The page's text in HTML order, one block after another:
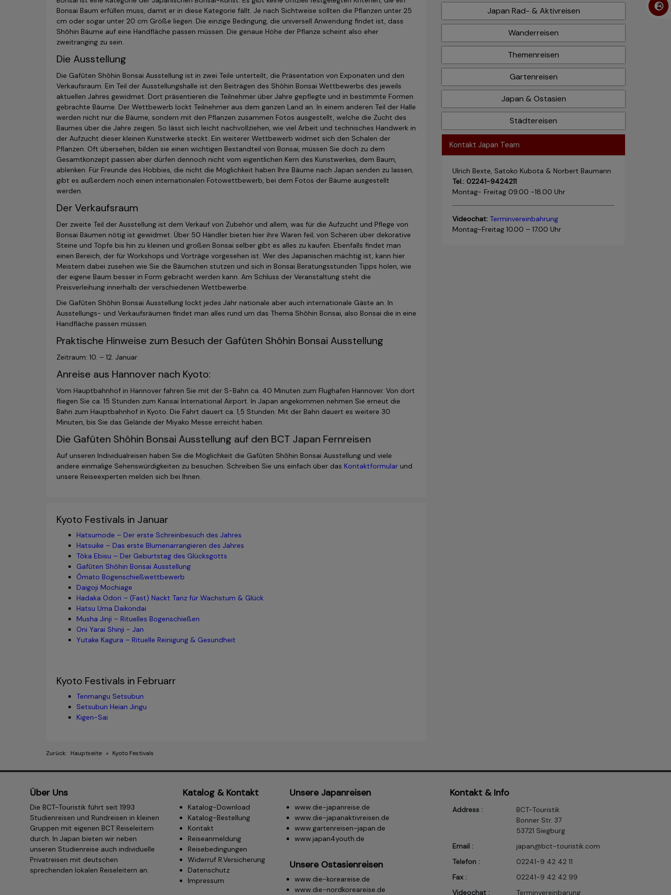
Bonsai Baum erfüllen muss, damit er in diese Kategorie fällt. Je nach Sichtweise sollten die Pflanzen unter 25
cm oder sogar unter 20 cm Größe liegen. Die einzige Bedingung, die universell Anwendung findet ist, dass
Shôhin Bäume auf eine Handfläche passen müssen. Die genaue Höhe der Pflanze scheint also eher
zweitranging zu sein.
Die Ausstellung
Die Gafûten Shôhin Bonsai Ausstellung ist in zwei Teile unterteilt, die Präsentation von Exponaten und den
Verkaufsraum. Ein Teil der Ausstellungshalle ist den Beiträgen des Shôhin Bonsai Wettbewerbs des jeweils
aktuellen Jahres gewidmet. Dort präsentieren die Teilnehmer über Jahre gepflegte und in bestimmte Formen
gebrachte Bäume. Der Wettbewerb lockt Teilnehmer aus dem ganzen Land an. In einem anderen Teil der Halle
werden nicht nur die Bäume, sondern mit den Pflanzen zusammen Fotos ausgestellt, welche die Zucht des
Baumes über die Jahre zeigen. So lässt sich leicht nachvollziehen, wie viel Arbeit und technisches Handwerk in
der Aufzucht dieser kleinen Kunstwerke steckt. Ein weiterer Wettbewerb widmet sich den Schalen der
Pflanzen. Oft übersehen, bilden sie einen wichtigen Bestandteil von Bonsai, müssen Sie doch zu dem
Gesamtkonzept passen aber dürfen dennoch nicht vom eigentlichen Kern des Kunstwerkes, dem Baum,
ablenken. Für Freunde des Hobbies, die nicht die Möglichkeit haben Ihre Bäume nach Japan senden zu lassen,
gibt es außerdem noch einen internationalen Fotowettbewerb, bei dem Fotos der Bäume ausgestellt
werden.
Der Verkaufsraum
Der zweite Teil der Ausstellung ist dem Verkauf von Zubehör und allem, was für die Aufzucht und Pflege von
Bonsai Bäumen nötig ist gewidmet. Über 50 Händler bieten hier ihre Waren feil; von Scheren über dekorative
Steine und Töpfe bis hin zu kleinen und großen Bonsai selber gibt es alles zu kaufen. Ebenfalls findet man
einen Bereich, der für Workshops und Vorträge vorgesehen ist. Wer des Japanischen mächtig ist, kann hier
Meistern dabei zusehen wie Sie die Bäumchen stutzen und sich in Bonsai Beratungsstunden Tipps holen, wie
der eigene Baum besser in Form gebracht werden kann. Am Schluss der Veranstaltung steht die
Preisverleihung innerhalb der verschiedenen Wettbewerbe.
Die Gafûten Shôhin Bonsai Ausstellung lockt jedes Jahr nationale aber auch internationale Gäste an. In
Ausstellungs- und Verkaufsräumen findet man alles rund um das Thema Shôhin Bonsai, also Bonsai die in eine
Handfläche passen müssen.
Praktische Hinweise zum Besuch der Gafûten Shôhin Bonsai Ausstellung
Zeitraum: 10. – 12. Januar
Anreise aus Hannover nach Kyoto:
Vom Hauptbahnhof in Hannover fahren Sie mit der S-Bahn ca. 40 Minuten zum Flughafen Hannover. Von dort
fliegen Sie ca. 15 Stunden zum Kansai International Airport. In Japan angekommen nehmen Sie erneut die
Bahn zum Hauptbahnhof in Kyoto. Die Fahrt dauert ca. 1,5 Stunden. Mit der Bahn dauert es weitere 30
Minuten, bis Sie das Gelände der Miyako Messe erreicht haben.
Die Gafûten Shôhin Bonsai Ausstellung auf den BCT Japan Fernreisen
Auf unseren Individualreisen haben Sie die Möglichkeit die Gafûten Shôhin Bonsai Ausstellung und viele
andere einmalige Sehenswürdigkeiten zu besuchen. Schreiben Sie uns einfach über das Kontaktformular und
unsere Reiseexperten melden sich bei Ihnen.
Kyoto Festivals in Januar
Hatsumode – Der erste Schreinbesuch des Jahres
Hatsuike – Das erste Blumenarrangieren des Jahres
Tôka Ebisu – Der Geburtstag des Glücksgotts
Gafûten Shôhin Bonsai Ausstellung
Ômato Bogenschießwettbewerb
Daigoji Mochiage
Hadaka Odori – (Fast) Nackt Tanz für Wachstum & Glück
Hatsu Uma Daikondai
Musha Jinji – Rituelles Bogenschießen
Oni Yarai Shinji - Jan
Yutake Kagura – Rituelle Reinigung & Gesundheit
Kyoto Festivals in Februarr
Tenmangu Setsubun
Setsubun Heian Jingu
Kigen-Sai
Zurück: Hauptseite » Kyoto Festivals
Japan Rad- & Aktivreisen
Wanderreisen
Themenreisen
Gartenreisen
Japan & Ostasien
Städtereisen
Kontakt Japan Team
Ulrich Bexte, Satoko Kubota & Norbert Baumann
Tel.: 02241-9424211
Montag- Freitag 09.00 -18.00 Uhr
Videochat: Terminvereinbahrung
Montag-Freitag 10.00 – 17.00 Uhr
Über Uns
Die BCT-Touristik führt seit 1993
Studienreisen und Rundreisen in kleinen
Gruppen mit eigenen BCT Reiseleitern
durch. In Japan bieten wir neben
unseren Studienreise auch individuelle
Privatreisen mit deutschen
sprechenden lokalen Reiseleitern an.
Katalog & Kontakt
Katalog-Download
Katalog-Bestellung
Kontakt
Reiseanmeldung
Reisebedingungen
Widerruf R.Versicherung
Datenschutz
Impressum
Unsere Japanreisen
www.die-japanreise.de
www.die-japanaktivreisen.de
www.gartenreisen-japan.de
www.japan4youth.de
Unsere Ostasienreisen
www.die-koreareise.de
www.die-nordkoreareise.de
Kontakt & Info
Address :
BCT-Touristik
Bonner Str. 37
53721 Siegburg
Email :
japan@bct-touristik.com
Telefon :
02241-9 42 42 11
Fax :
02241-9 42 42 99
Videochat :
Terminvereinbarung